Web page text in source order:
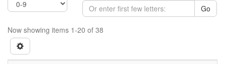
Go
Now showing items 1-20 of 38